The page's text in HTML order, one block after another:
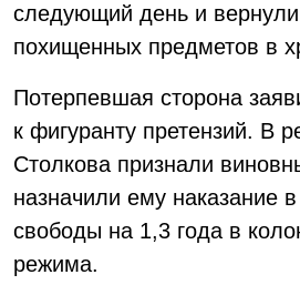
следующий день и вернули
похищенных предметов в
Потерпевшая сторона
к фигуранту претензий. В
Столкова признали
назначили ему наказание
свободы на 1,3 года в
режима.